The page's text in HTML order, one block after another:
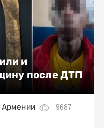
и
после ДТП
Армении 9687